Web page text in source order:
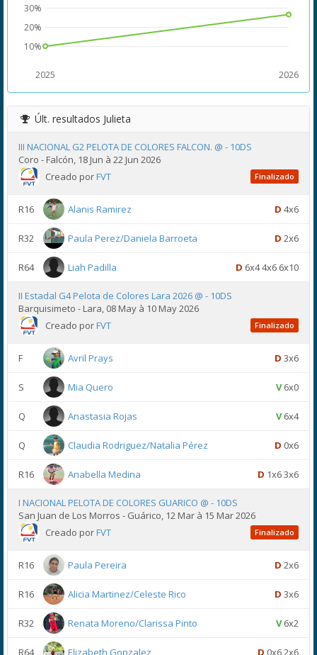
2025 2026
10%
20%
30%
Últ. resultados Julieta
III NACIONAL G2 PELOTA DE COLORES FALCON. @ - 10DS
Coro - Falcón, 18 Jun à 22 Jun 2026
Creado porFVT Finalizado
R16 Alanis Ramirez D 4x6
R32 Paula Perez/Daniela Barroeta D 2x6
R64 Liah Padilla D 6x4 4x6 6x10
II Estadal G4 Pelota de Colores Lara 2026 @ - 10DS
Barquisimeto - Lara, 08 May à 10 May 2026
Creado porFVT Finalizado
F Avril Prays D 3x6
S Mia Quero V6x0
Q Anastasia Rojas V6x4
Q Claudia Rodriguez/Natalia Pérez D 0x6
R16 Anabella Medina D 1x6 3x6
I NACIONAL PELOTA DE COLORES GUARICO @ - 10DS
San Juan de Los Morros - Guárico, 12 Mar à 15 Mar 2026
Creado porFVT Finalizado
R16 Paula Pereira D 2x6
R16 Alicia Martinez/Celeste Rico D 3x6
R32 Renata Moreno/Clarissa Pinto V6x2
R64 Elizabeth Gonzalez D 0x6 2x6